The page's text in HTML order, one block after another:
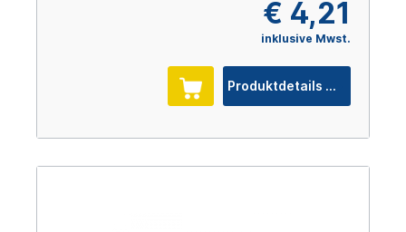
€ 4,21
inklusive Mwst.
Produktdetails